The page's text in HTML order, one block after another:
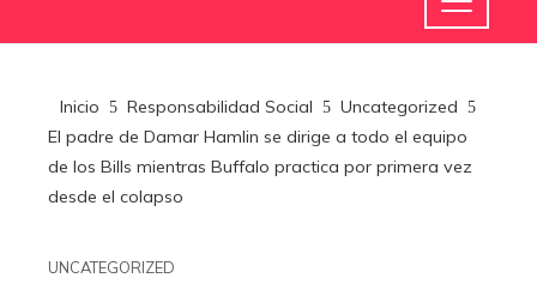
Inicio Responsabilidad Social
Uncategorized
El padre de Damar Hamlin se dirige a todo el equipo
de los Bills mientras Buffalo practica por primera vez
desde el colapso
UNCATEGORIZED